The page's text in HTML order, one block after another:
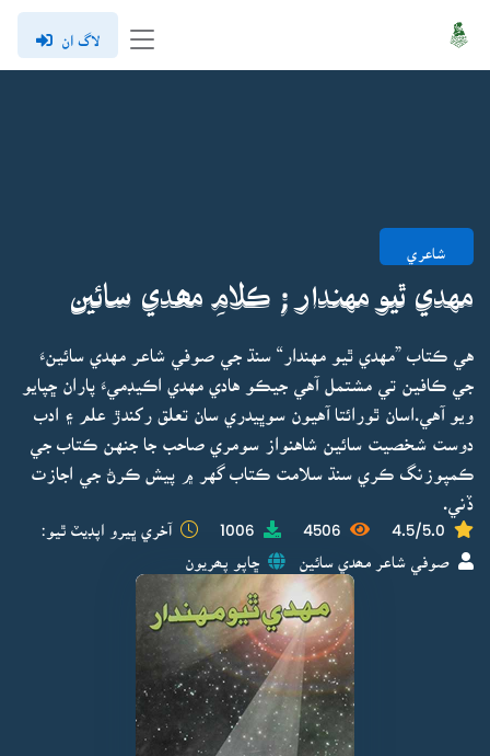
لاگ ان
شاعري
مهدي ٿيو مهندار ; ڪلامِ مھدي سائين
هي ڪتاب ”مهدي ٿيو مهندار“ سنڌ جي صوفي شاعر مهدي سائينءَ
جي ڪافين تي مشتمل آهي جيڪو هادي مهدي اڪيڊميءَ پاران ڇپايو
ويو آهي.اسان ٿورائتا آهيون سوڀيدري سان تعلق رکندڙ علم ۽ ادب
دوست شخصيت سائين شاهنواز سومري صاحب جا جنهن ڪتاب جي
ڪمپوزنگ ڪري سنڌ سلامت ڪتاب گهر ۾ پيش ڪرڻ جي اجازت
ڏني.
4.5/5.0
4506
1006 آخري ڀيرو اپڊيٽ ٿيو:
صوفي شاعر مھدي سائين ڇاپو پھريون